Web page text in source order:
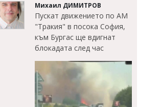
Михаил ДИМИТРОВ
Пускат движението по АМ
"Тракия" в посока София,
към Бургас ще вдигнат
блокадата след час